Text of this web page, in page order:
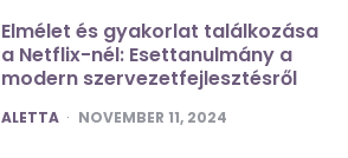
Elmélet és gyakorlat találkozása
a Netflix-nél: Esettanulmány a
modern szervezetfejlesztésről
POSTED
ALETTA NOVEMBER 11, 2024